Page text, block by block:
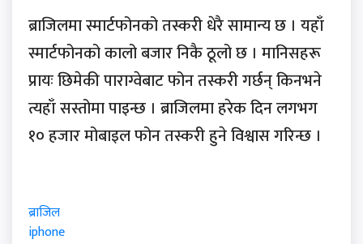
ब्राजिलमा स्मार्टफोनको तस्करी धेरै सामान्य छ । यहाँ
स्मार्टफोनको कालो बजार निकै ठूलो छ । मानिसहरू
प्रायः छिमेकी पाराग्वेबाट फोन तस्करी गर्छन् किनभने
त्यहाँ सस्तोमा पाइन्छ । ब्राजिलमा हरेक दिन लगभग
१० हजार मोबाइल फोन तस्करी हुने विश्वास गरिन्छ ।
ब्राजिल
iphone